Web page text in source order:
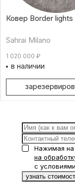
Ковер Border lights
Sahrai Milano
1 020 000 ₽
в наличии
Нажимая на
на
с условиями